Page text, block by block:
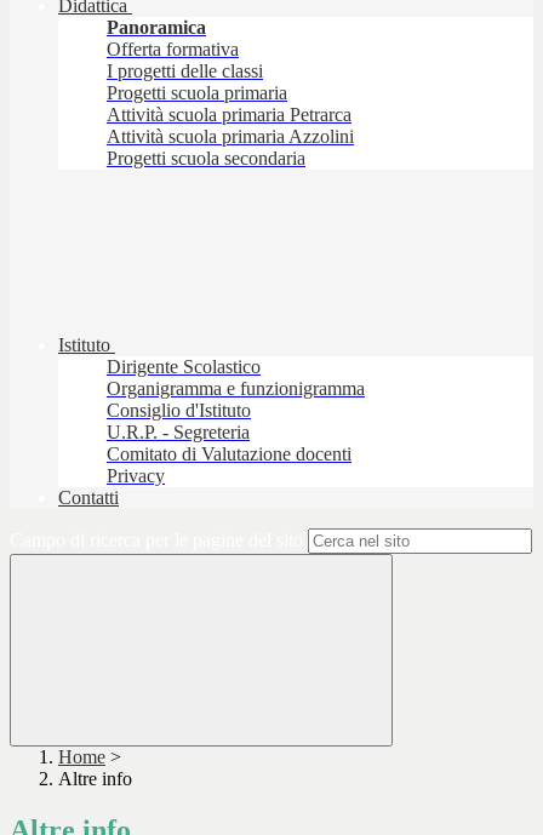
Didattica
Panoramica
Offerta formativa
I progetti delle classi
Progetti scuola primaria
Attività scuola primaria Petrarca
Attività scuola primaria Azzolini
Progetti scuola secondaria
Istituto
Dirigente Scolastico
Organigramma e funzionigramma
Consiglio d'Istituto
U.R.P. - Segreteria
Comitato di Valutazione docenti
Privacy
Contatti
Home >
Altre info